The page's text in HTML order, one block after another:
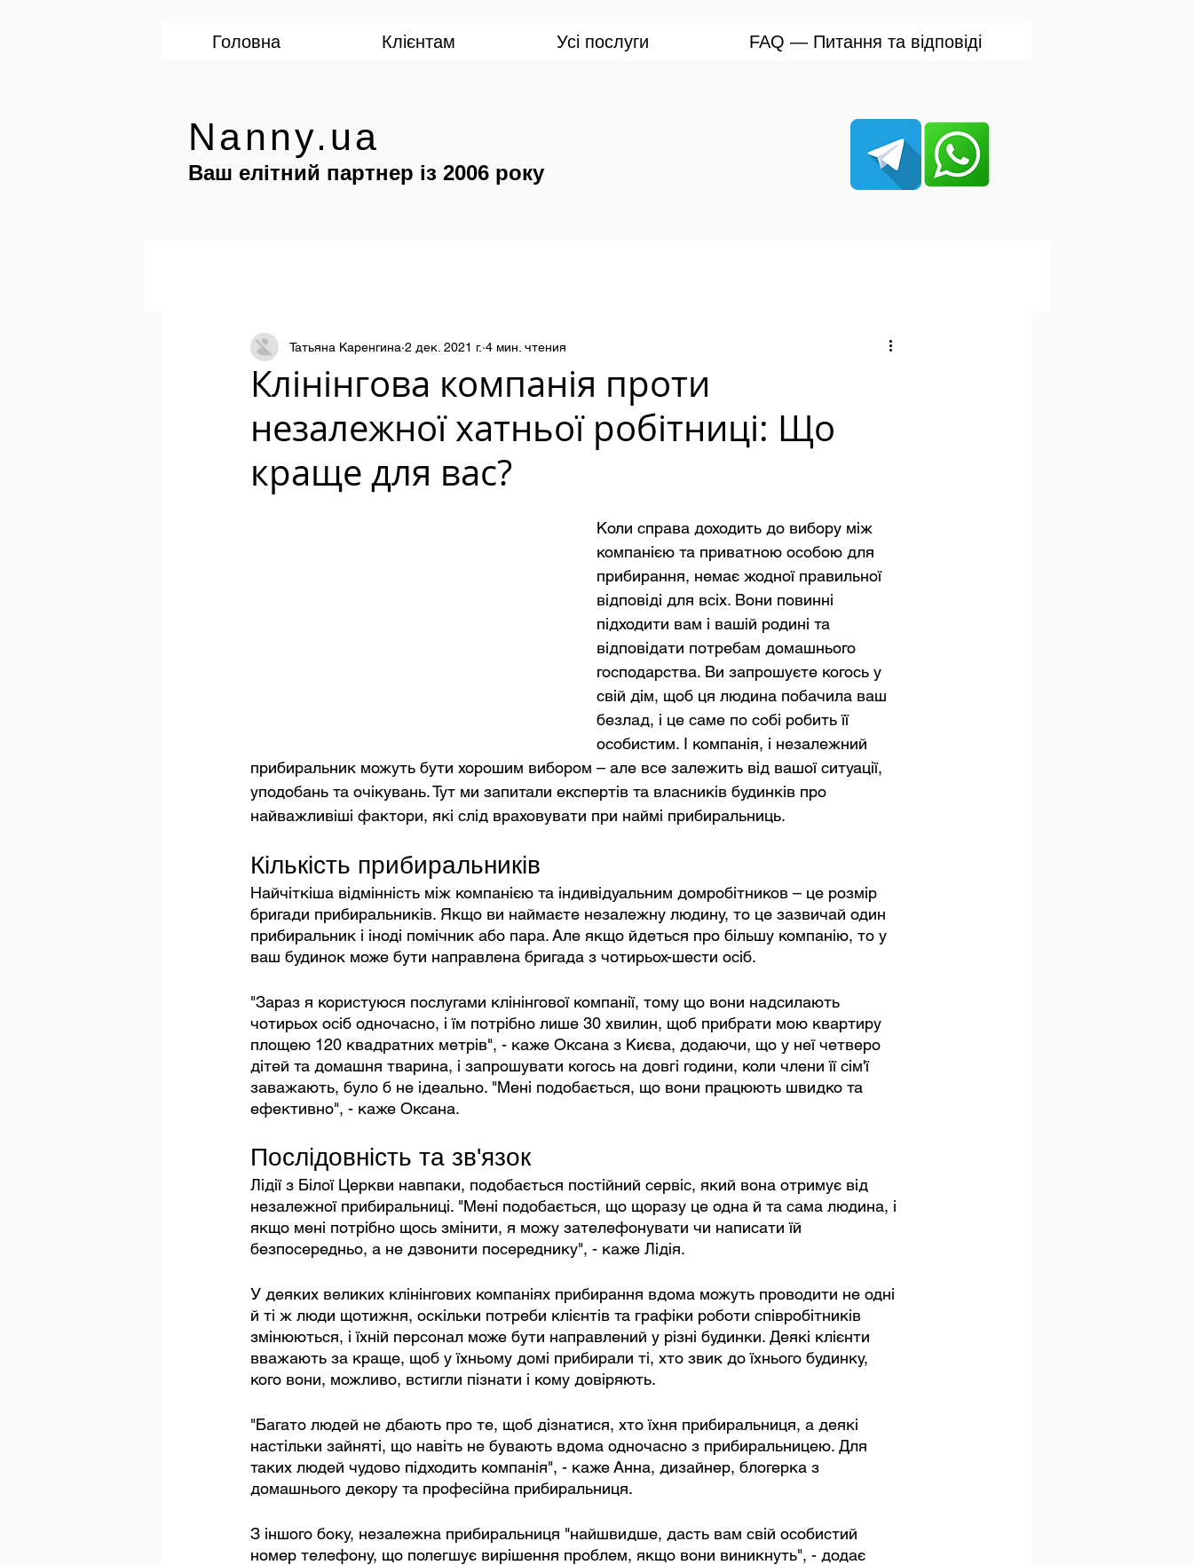
Головна Клієнтам Усі послуги FAQ — Питання та відповіді
Клінінгова компанія проти
незалежної хатньої робітниці: Що
краще для вас?
Татьяна Каренгина 2 дек. 2021 г. 4 мин. чтения
Коли справа доходить до вибору між
компанією та приватною особою для
прибирання, немає жодної правильної
відповіді для всіх. Вони повинні
підходити вам і вашій родині та
відповідати потребам домашнього
господарства. Ви запрошуєте когось у
свій дім, щоб ця людина побачила ваш
безлад, і це саме по собі робить її
особистим. І компанія, і незалежний
прибиральник можуть бути хорошим вибором – але все залежить від вашої ситуації,
уподобань та очікувань. Тут ми запитали експертів та власників будинків про
найважливіші фактори, які слід враховувати при наймі прибиральниць.
Кількість прибиральників
Найчіткіша відмінність між компанією та індивідуальним домробітников – це розмір
бригади прибиральників. Якщо ви наймаєте незалежну людину, то це зазвичай один
прибиральник і іноді помічник або пара. Але якщо йдеться про більшу компанію, то у
ваш будинок може бути направлена ​​бригада з чотирьох-шести осіб.
"Зараз я користуюся послугами клінінгової компанії, тому що вони надсилають
чотирьох осіб одночасно, і їм потрібно лише 30 хвилин, щоб прибрати мою квартиру
площею 120 квадратних метрів", - каже Оксана з Києва, додаючи, що у неї четверо
дітей та домашня тварина, і запрошувати когось на довгі години, коли члени її сім'ї
заважають, було б не ідеально. "Мені подобається, що вони працюють швидко та
ефективно", - каже Оксана.
Послідовність та зв'язок
Лідії з Білої Церкви навпаки, подобається постійний сервіс, який вона отримує від
незалежної прибиральниці. "Мені подобається, що щоразу це одна й та сама людина, і
якщо мені потрібно щось змінити, я можу зателефонувати чи написати їй
безпосередньо, а не дзвонити посереднику", - каже Лідія.
У деяких великих клінінгових компаніях прибирання вдома можуть проводити не одні
й ті ж люди щотижня, оскільки потреби клієнтів та графіки роботи співробітників
змінюються, і їхній персонал може бути направлений у різні будинки. Деякі клієнти
вважають за краще, щоб у їхньому домі прибирали ті, хто звик до їхнього будинку,
кого вони, можливо, встигли пізнати і кому довіряють.
"Багато людей не дбають про те, щоб дізнатися, хто їхня прибиральниця, а деякі
настільки зайняті, що навіть не бувають вдома одночасно з прибиральницею. Для
таких людей чудово підходить компанія", - каже Анна, дизайнер, блогерка з
домашнього декору та професійна прибиральниця.
З іншого боку, незалежна прибиральниця "найшвидше, дасть вам свій особистий
номер телефону, що полегшує вирішення проблем, якщо вони виникнуть", - додає
Nanny.ua
Ваш елітний партнер із 2006 року